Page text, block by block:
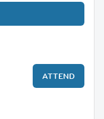
ATTEND